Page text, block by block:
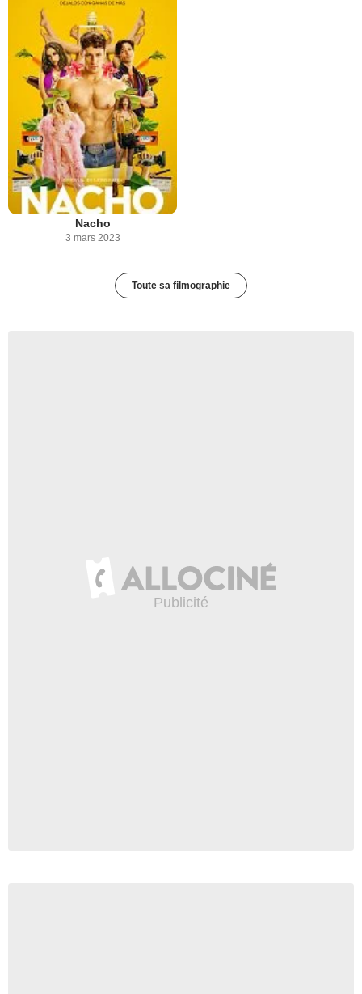
Nacho
3 mars 2023
Toute sa filmographie